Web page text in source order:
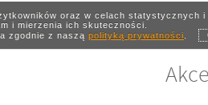
oraz w celach statystycznych i
i mierzenia ich skuteczności.
zgodnie z naszą polityką prywatności.